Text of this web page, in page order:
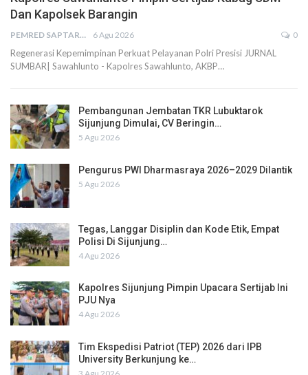
Dan Kapolsek Barangin
PEMRED SAPTARIUS 6 Agu 2026 0
Regenerasi Kepemimpinan Perkuat Pelayanan Polri Presisi JURNAL
SUMBAR| Sawahlunto - Kapolres Sawahlunto, AKBP…
Pembangunan Jembatan TKR Lubuktarok
Sijunjung Dimulai, CV Beringin…
5 Agu 2026
Pengurus PWI Dharmasraya 2026–2029 Dilantik
5 Agu 2026
Tegas, Langgar Disiplin dan Kode Etik, Empat
Polisi Di Sijunjung…
4 Agu 2026
Kapolres Sijunjung Pimpin Upacara Sertijab Ini
PJU Nya
4 Agu 2026
Tim Ekspedisi Patriot (TEP) 2026 dari IPB
University Berkunjung ke…